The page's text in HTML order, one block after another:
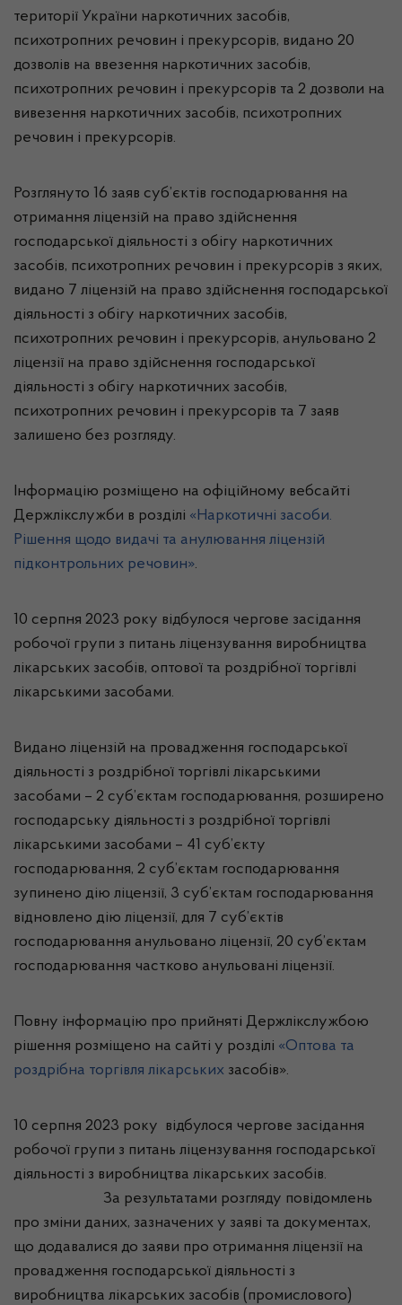
території України наркотичних засобів,
психотропних речовин і прекурсорів, видано 20
дозволів на ввезення наркотичних засобів,
психотропних речовин і прекурсорів та 2 дозволи на
вивезення наркотичних засобів, психотропних
речовин і прекурсорів.
Розглянуто 16 заяв суб’єктів господарювання на
отримання ліцензій на право здійснення
господарської діяльності з обігу наркотичних
засобів, психотропних речовин і прекурсорів з яких,
видано 7 ліцензій на право здійснення господарської
діяльності з обігу наркотичних засобів,
психотропних речовин і прекурсорів, анульовано 2
ліцензії на право здійснення господарської
діяльності з обігу наркотичних засобів,
психотропних речовин і прекурсорів та 7 заяв
залишено без розгляду.
Інформацію розміщено на офіційному вебсайті
Держлікслужби в розділі «Наркотичні засоби.
Рішення щодо видачі та анулювання ліцензій
підконтрольних речовин».
10 серпня 2023 року відбулося чергове засідання
робочої групи з питань ліцензування виробництва
лікарських засобів, оптової та роздрібної торгівлі
лікарськими засобами.
Видано ліцензій на провадження господарської
діяльності з роздрібної торгівлі лікарськими
засобами – 2 суб’єктам господарювання, розширено
господарську діяльності з роздрібної торгівлі
лікарськими засобами – 41 суб’єкту
господарювання, 2 суб’єктам господарювання
зупинено дію ліцензії, 3 суб’єктам господарювання
відновлено дію ліцензії, для 7 суб’єктів
господарювання анульовано ліцензії, 20 суб’єктам
господарювання частково анульовані ліцензії.
Повну інформацію про прийняті Держлікслужбою
рішення розміщено на сайті у розділі «Оптова та
роздрібна торгівля лікарських засобів».
10 серпня 2023 року відбулося чергове засідання
робочої групи з питань ліцензування господарської
діяльності з виробництва лікарських засобів.
За результатами розгляду повідомлень
про зміни даних, зазначених у заяві та документах,
що додавалися до заяви про отримання ліцензії на
провадження господарської діяльності з
виробництва лікарських засобів (промислового)